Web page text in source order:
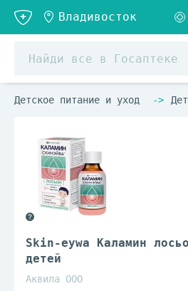
Детское питание и уход
Skin-eywa Каламин
детей
Аквила ООО